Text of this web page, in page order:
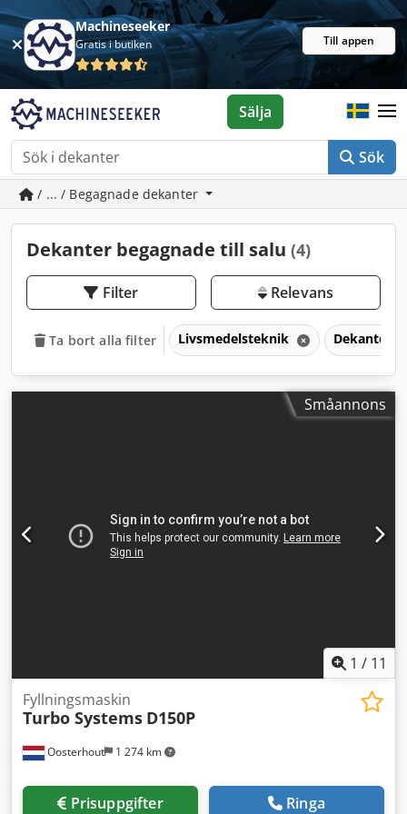
Machineseeker
Gratis i butiken Till appen
Sök
Sälja
/ ... / Begagnade dekanter
Dekanter begagnade till salu (4)
Filter Relevans
Ta bort alla filter Livsmedelsteknik Dekanter
Småannons
1 / 11
Oosterhout 1 274 km
Fyllningsmaskin
Turbo Systems D150P
Prisuppgifter Ringa